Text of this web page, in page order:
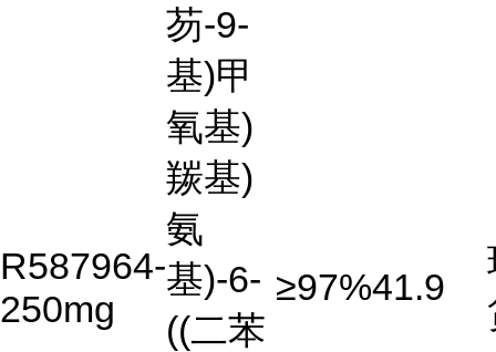
R587964-
250mg
芴-9-
基)甲
氧基)
羰基)
氨
基)-6-
((二苯
≥97%41.9